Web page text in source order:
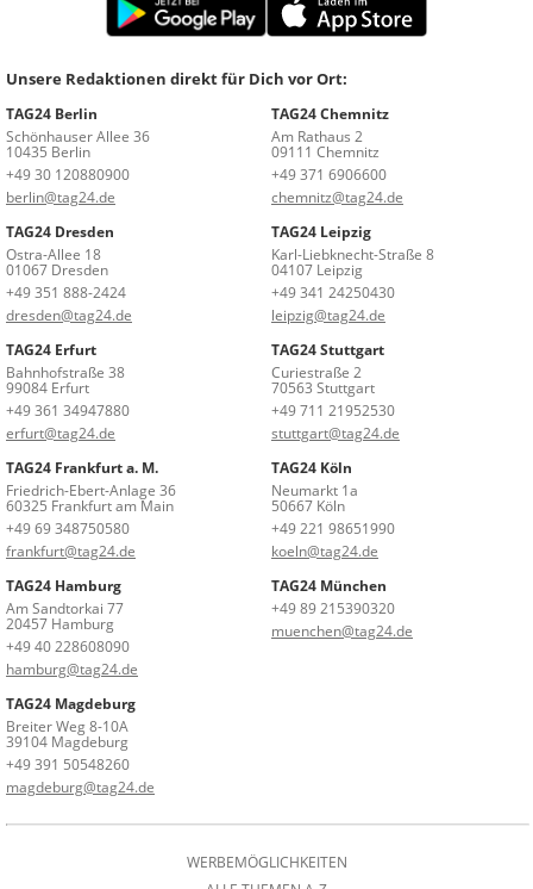
Unsere Redaktionen direkt für Dich vor Ort:
TAG24 Berlin
Schönhauser Allee 36
10435 Berlin
+49 30 120880900
berlin@tag24.de
TAG24 Chemnitz
Am Rathaus 2
09111 Chemnitz
+49 371 6906600
chemnitz@tag24.de
TAG24 Dresden
Ostra-Allee 18
01067 Dresden
+49 351 888-2424
dresden@tag24.de
TAG24 Leipzig
Karl-Liebknecht-Straße 8
04107 Leipzig
+49 341 24250430
leipzig@tag24.de
TAG24 Erfurt
Bahnhofstraße 38
99084 Erfurt
+49 361 34947880
erfurt@tag24.de
TAG24 Stuttgart
Curiestraße 2
70563 Stuttgart
+49 711 21952530
stuttgart@tag24.de
TAG24 Frankfurt a. M.
Friedrich-Ebert-Anlage 36
60325 Frankfurt am Main
+49 69 348750580
frankfurt@tag24.de
TAG24 Köln
Neumarkt 1a
50667 Köln
+49 221 98651990
koeln@tag24.de
TAG24 Hamburg
Am Sandtorkai 77
20457 Hamburg
+49 40 228608090
hamburg@tag24.de
TAG24 München
+49 89 215390320
muenchen@tag24.de
TAG24 Magdeburg
Breiter Weg 8-10A
39104 Magdeburg
+49 391 50548260
magdeburg@tag24.de
WERBEMÖGLICHKEITEN